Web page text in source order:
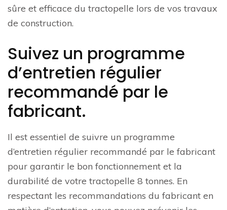
sûre et efficace du tractopelle lors de vos travaux
de construction.
Suivez un programme
d’entretien régulier
recommandé par le
fabricant.
Il est essentiel de suivre un programme
d’entretien régulier recommandé par le fabricant
pour garantir le bon fonctionnement et la
durabilité de votre tractopelle 8 tonnes. En
respectant les recommandations du fabricant en